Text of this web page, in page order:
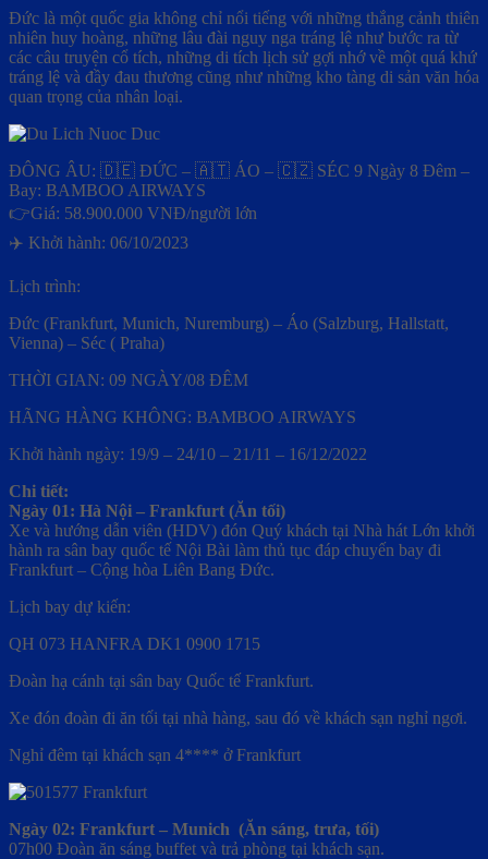
Đức là một quốc gia không chỉ nổi tiếng với những thắng cảnh thiên
nhiên huy hoàng, những lâu đài nguy nga tráng lệ như bước ra từ
các câu truyện cổ tích, những di tích lịch sử gợi nhớ về một quá khứ
tráng lệ và đầy đau thương cũng như những kho tàng di sản văn hóa
quan trọng của nhân loại.
ĐÔNG ÂU: 🇩🇪 ĐỨC – 🇦🇹 ÁO – 🇨🇿 SÉC 9 Ngày 8 Đêm –
Bay: BAMBOO AIRWAYS
👉Giá: 58.900.000 VNĐ/người lớn
✈️ Khởi hành: 06/10/2023
Lịch trình:
Đức (Frankfurt, Munich, Nuremburg) – Áo (Salzburg, Hallstatt,
Vienna) – Séc ( Praha)
THỜI GIAN: 09 NGÀY/08 ĐÊM
HÃNG HÀNG KHÔNG: BAMBOO AIRWAYS
Khởi hành ngày: 19/9 – 24/10 – 21/11 – 16/12/2022
Chi tiết:
Ngày 01: Hà Nội – Frankfurt (Ăn tối)
Xe và hướng dẫn viên (HDV) đón Quý khách tại Nhà hát Lớn khởi
hành ra sân bay quốc tế Nội Bài làm thủ tục đáp chuyến bay đi
Frankfurt – Cộng hòa Liên Bang Đức.
Lịch bay dự kiến:
QH 073 HANFRA DK1 0900 1715
Đoàn hạ cánh tại sân bay Quốc tế Frankfurt.
Xe đón đoàn đi ăn tối tại nhà hàng, sau đó về khách sạn nghỉ ngơi.
Nghỉ đêm tại khách sạn 4**** ở Frankfurt
Ngày 02: Frankfurt – Munich (Ăn sáng, trưa, tối)
07h00 Đoàn ăn sáng buffet và trả phòng tại khách sạn.